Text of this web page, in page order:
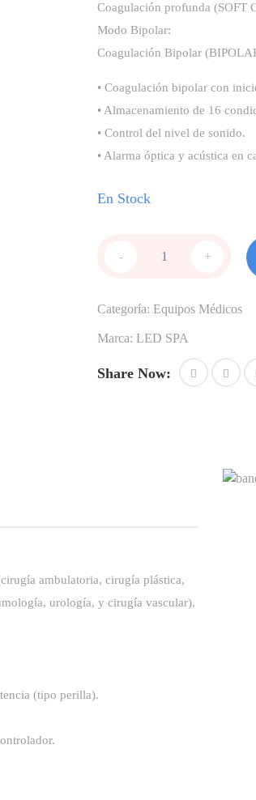
Coagulación profunda (SOFT
Modo Bipolar:
Coagulación Bipolar
• Coagulación bipolar con
• Almacenamiento de 16
• Control del nivel de sonido.
• Alarma óptica y acústica en
En Stock
Electrocauterio
media
200
- +
Categoría: Equipos Médicos
Marca: LED SPA
Share Now:
ambulatoria, cirugía plástica,
urología, y cirugía vascular),
(tipo perilla).